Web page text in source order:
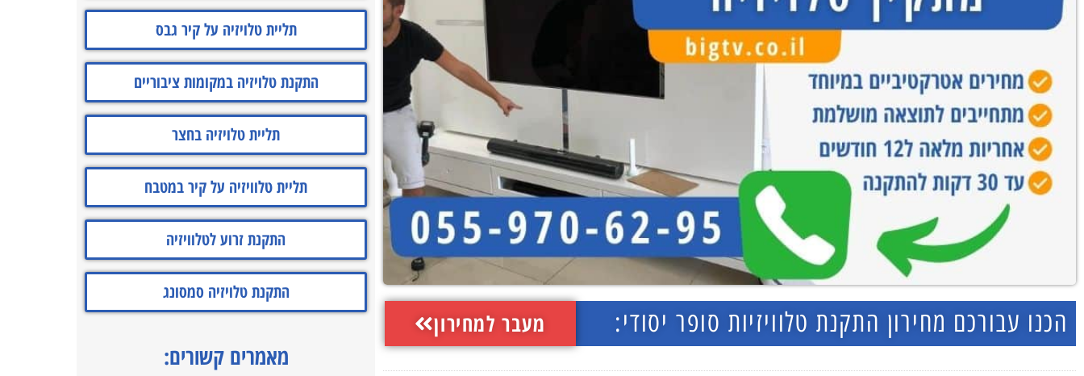
הכנו עבורכם מחירון התקנת טלוויזיות סופר יסודי: מעבר למחירון
תליית טלויזיה על קיר גבס
התקנת טלויזיה במקומות ציבוריים
תליית טלויזיה בחצר
תליית טלוויזיה על קיר במטבח
התקנת זרוע לטלוויזיה
התקנת טלויזיה סמסונג
מאמרים קשורים: